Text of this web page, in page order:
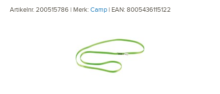
Artikelnr. 200515786 | Merk: Camp | EAN: 8005436115122